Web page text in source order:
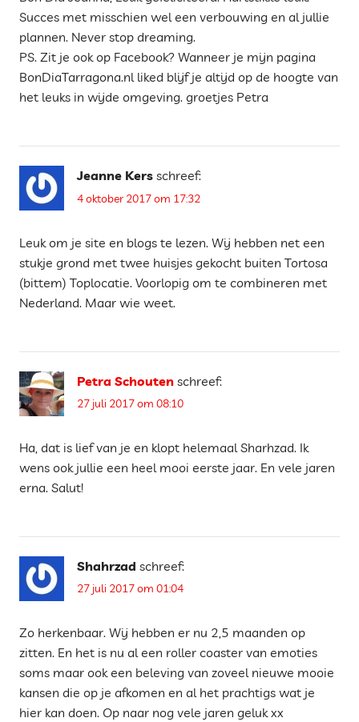
Succes met misschien wel een verbouwing en al jullie
plannen. Never stop dreaming.
PS. Zit je ook op Facebook? Wanneer je mijn pagina
BonDiaTarragona.nl liked blijf je altijd op de hoogte van
het leuks in wijde omgeving. groetjes Petra
Jeanne Kers schreef:
4 oktober 2017 om 17:32
Leuk om je site en blogs te lezen. Wij hebben net een
stukje grond met twee huisjes gekocht buiten Tortosa
(bittem) Toplocatie. Voorlopig om te combineren met
Nederland. Maar wie weet.
Petra Schouten schreef:
27 juli 2017 om 08:10
Ha, dat is lief van je en klopt helemaal Sharhzad. Ik
wens ook jullie een heel mooi eerste jaar. En vele jaren
erna. Salut!
Shahrzad schreef:
27 juli 2017 om 01:04
Zo herkenbaar. Wij hebben er nu 2,5 maanden op
zitten. En het is nu al een roller coaster van emoties
soms maar ook een beleving van zoveel nieuwe mooie
kansen die op je afkomen en al het prachtigs wat je
hier kan doen. Op naar nog vele jaren geluk xx